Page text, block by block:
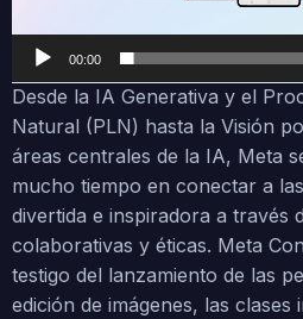
00:00
Desde la IA Generativa y el
Natural (PLN) hasta la Visión
áreas centrales de la IA, Meta
mucho tiempo en conectar a
divertida e inspiradora a través
colaborativas y éticas. Meta
testigo del lanzamiento de las
edición de imágenes, las clases